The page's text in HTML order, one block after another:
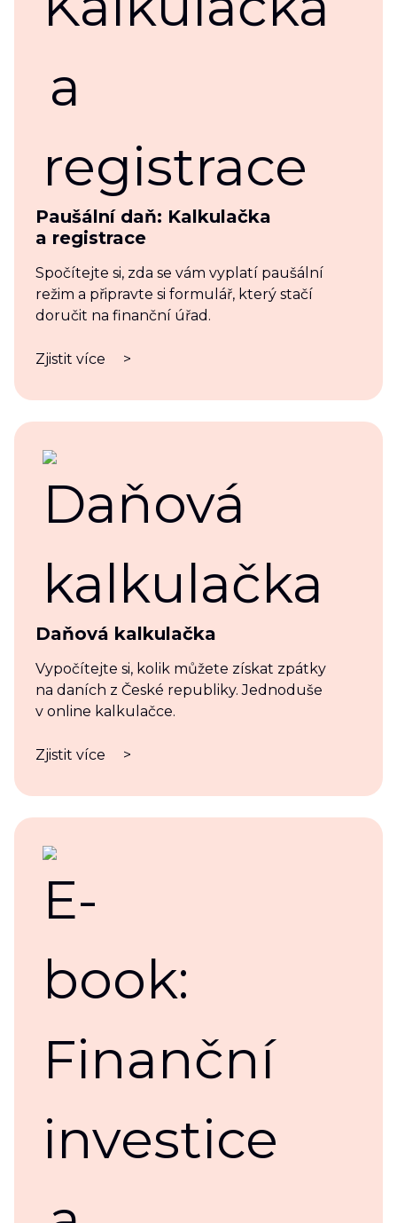
Paušální daň: Kalkulačka
a registrace
Spočítejte si, zda se vám vyplatí paušální
režim a připravte si formulář, který stačí
doručit na finanční úřad.
Zjistit více >
Daňová kalkulačka
Vypočítejte si, kolik můžete získat zpátky
na daních z České republiky. Jednoduše
v online kalkulačce.
Zjistit více >